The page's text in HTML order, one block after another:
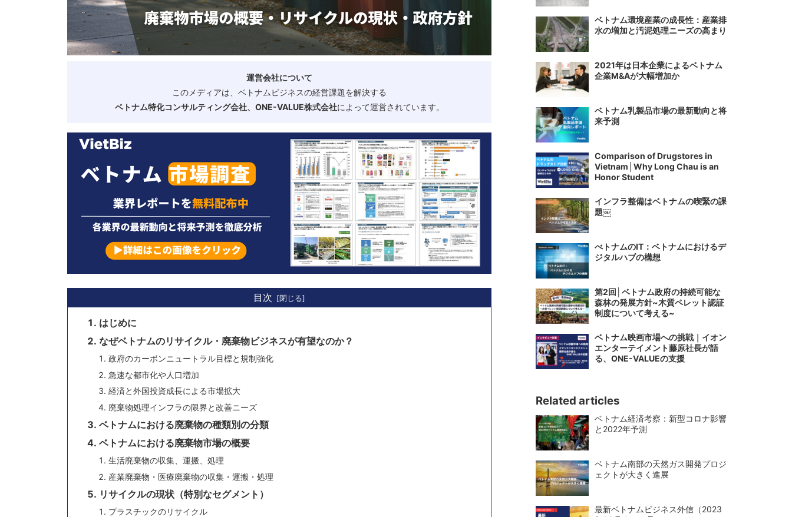
運営会社について
このメディアは、ベトナムビジネスの経営課題を解決する
ベトナム特化コンサルティング会社、ONE-VALUE株式会社によって運営されています。
目次
はじめに
なぜベトナムのリサイクル・廃棄物ビジネスが有望なのか？
政府のカーボンニュートラル目標と規制強化
急速な都市化や人口増加
経済と外国投資成長による市場拡大
廃棄物処理インフラの限界と改善ニーズ
ベトナムにおける廃棄物の種類別の分類
ベトナムにおける廃棄物市場の概要
生活廃棄物の収集、運搬、処理
産業廃棄物・医療廃棄物の収集・運搬・処理
リサイクルの現状（特別なセグメント）
プラスチックのリサイクル
ベトナム環境産業の成長性：産業排
水の増加と汚泥処理ニーズの高まり
2021年は日本企業によるベトナム
企業M&Aが大幅増加か
ベトナム乳製品市場の最新動向と将
来予測
Comparison of Drugstores in
Vietnam│Why Long Chau is an
Honor Student
インフラ整備はベトナムの喫緊の課
題￼
べトナムのIT：ベトナムにおけるデ
ジタルハブの構想
第2回│ベトナム政府の持続可能な
森林の発展方針~木質ペレット認証
制度について考える~
ベトナム映画市場への挑戦｜イオン
エンターテイメント藤原社長が語
る、ONE-VALUEの支援
Related articles
ベトナム経済考察：新型コロナ影響
と2022年予測
ベトナム南部の天然ガス開発プロジ
ェクトが大きく進展
最新ベトナムビジネス外信（2023